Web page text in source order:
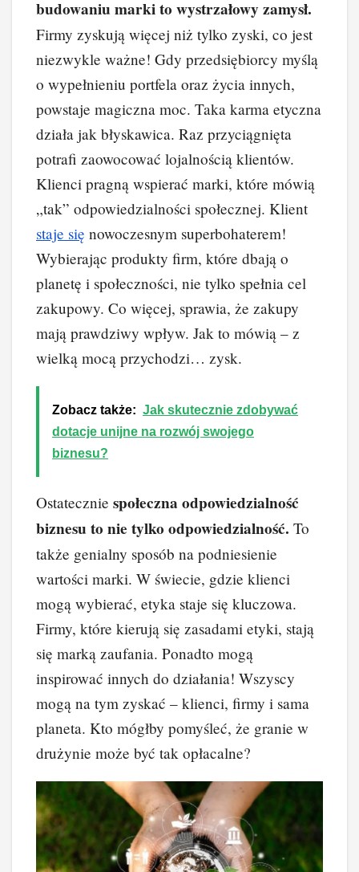
budowaniu marki to wystrzałowy zamysł.
Firmy zyskują więcej niż tylko zyski, co jest
niezwykle ważne! Gdy przedsiębiorcy myślą
o wypełnieniu portfela oraz życia innych,
powstaje magiczna moc. Taka karma etyczna
działa jak błyskawica. Raz przyciągnięta
potrafi zaowocować lojalnością klientów.
Klienci pragną wspierać marki, które mówią
„tak” odpowiedzialności społecznej. Klient
staje się nowoczesnym superbohaterem!
Wybierając produkty firm, które dbają o
planetę i społeczności, nie tylko spełnia cel
zakupowy. Co więcej, sprawia, że zakupy
mają prawdziwy wpływ. Jak to mówią – z
wielką mocą przychodzi… zysk.
Zobacz także: Jak skutecznie zdobywać
dotacje unijne na rozwój swojego
biznesu?
Ostatecznie społeczna odpowiedzialność
biznesu to nie tylko odpowiedzialność. To
także genialny sposób na podniesienie
wartości marki. W świecie, gdzie klienci
mogą wybierać, etyka staje się kluczowa.
Firmy, które kierują się zasadami etyki, stają
się marką zaufania. Ponadto mogą
inspirować innych do działania! Wszyscy
mogą na tym zyskać – klienci, firmy i sama
planeta. Kto mógłby pomyśleć, że granie w
drużynie może być tak opłacalne?